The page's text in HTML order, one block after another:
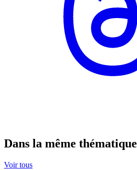
Dans la même thématique
Voir tous